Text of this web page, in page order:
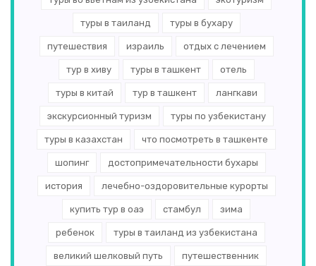
туры в таиланд туры в бухару
путешествия израиль отдых с лечением
тур в хиву туры в ташкент отель
туры в китай тур в ташкент лангкави
экскурсионный туризм туры по узбекистану
туры в казахстан что посмотреть в ташкенте
шопинг достопримечательности бухары
история лечебно-оздоровительные курорты
купить тур в оаэ стамбул зима
ребенок туры в таиланд из узбекистана
великий шелковый путь путешественник